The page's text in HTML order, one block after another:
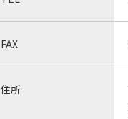
FAX
住所